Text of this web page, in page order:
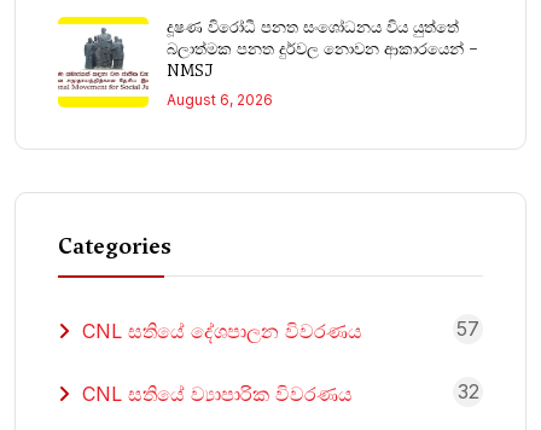
දූෂණ විරෝධී පනත සංශෝධනය විය යුත්තේ
බලාත්මක පනත දුර්වල නොවන ආකාරයෙන් –
NMSJ
August 6, 2026
Categories
CNL සතියේ දේශපාලන විවරණය 57
CNL සතියේ ව්‍යාපාරික විවරණය 32